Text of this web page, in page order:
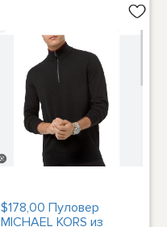
$178,00 Пуловер
MICHAEL KORS из